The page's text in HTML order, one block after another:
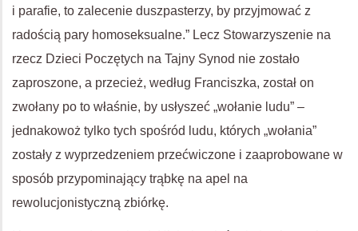
i parafie, to zalecenie duszpasterzy, by przyjmować z
radością pary homoseksualne.” Lecz Stowarzyszenie na
rzecz Dzieci Poczętych na Tajny Synod nie zostało
zaproszone, a przecież, według Franciszka, został on
zwołany po to właśnie, by usłyszeć „wołanie ludu” –
jednakowoż tylko tych spośród ludu, których „wołania”
zostały z wyprzedzeniem przećwiczone i zaaprobowane w
sposób przypominający trąbkę na apel na
rewolucjonistyczną zbiórkę.